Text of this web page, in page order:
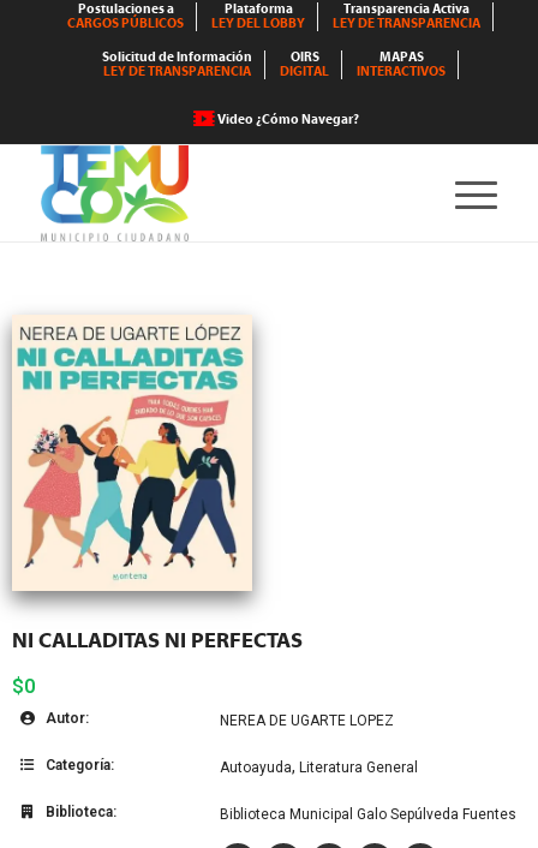
Postulaciones a
CARGOS PÚBLICOS
Plataforma
LEY DEL LOBBY
Transparencia Activa
LEY DE TRANSPARENCIA
Solicitud de Información
LEY DE TRANSPARENCIA
OIRS
DIGITAL
MAPAS
INTERACTIVOS
Video ¿Cómo Navegar?
NI CALLADITAS NI PERFECTAS
$0
Autor: NEREA DE UGARTE LOPEZ
Categoría: Autoayuda, Literatura General
Biblioteca: Biblioteca Municipal Galo Sepúlveda Fuentes